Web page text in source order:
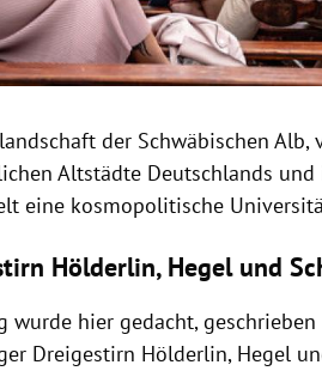
der Schwäbischen
Altstädte Deutschlands
eine kosmopolitische
Hölderlin, Hegel und
wurde hier gedacht,
Dreigestirn Hölderlin, Hegel